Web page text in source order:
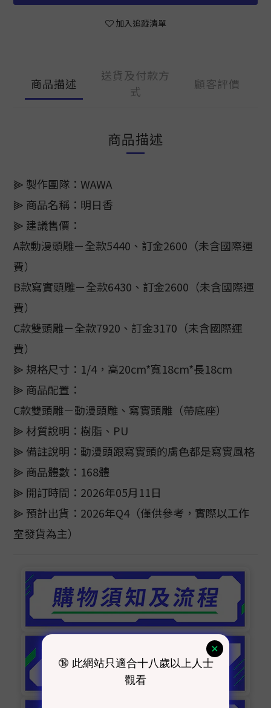
加入追蹤清單
商品描述
送貨及付款方
式
顧客評價
商品描述
⫸ 製作團隊：WAWA
⫸ 商品名稱：明日香
⫸ 建議售價：
A款動漫頭雕－全款5440、訂金2600（未含國際運
費）
B款寫實頭雕－全款6430、訂金2600（未含國際運
費）
C款雙頭雕－全款7920、訂金3170（未含國際運
費）
⫸ 規格尺寸：1/4，高20cm*寬18cm*長18cm
⫸ 商品配置：
C款雙頭雕－動漫頭雕、寫實頭雕（帶底座）
⫸ 材質說明：樹脂、PU
⫸ 備註說明：動漫頭跟寫實頭的膚色都是寫實風格
⫸ 商品體數：168體
⫸ 開訂時間：2026年05月11日
⫸ 預計出貨：2026年Q4（僅供參考，實際以工作
室發貨為主）